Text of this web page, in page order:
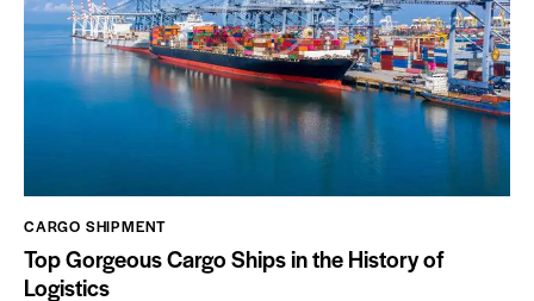
CARGO SHIPMENT
Top Gorgeous Cargo Ships in the History of
Logistics